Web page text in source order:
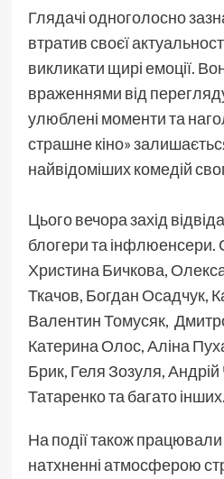
Глядачі одноголосно
втратив своєї
викликати щирі емоції.
враженнями від
улюблені моменти та
страшне кіно»
найвідоміших комедій
Цього вечора захід
блогери та інфлюенсери.
Христина Бичкова,
Ткачов, Богдан Осадчук,
Валентин Томусяк,
Катерина Олос, Аліна
Брик, Геля Зозуля,
Татаренко та багато інших.
На події також працювали
натхненні атмосферою